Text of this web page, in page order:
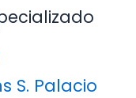
S. Palacio